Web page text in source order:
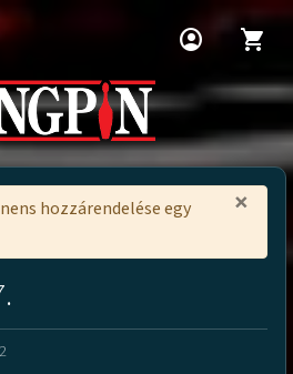
account_circle shopping_cart
×
hozzárendelése egy